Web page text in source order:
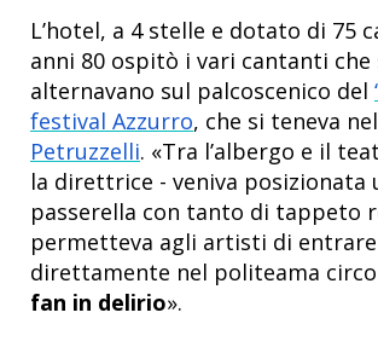
L’hotel, a 4 stelle e dotato di 75
anni 80 ospitò i vari cantanti che
alternavano sul palcoscenico del
festival Azzurro, che si teneva
Petruzzelli. «Tra l’albergo e il
la direttrice - veniva posizionata
passerella con tanto di tappeto
permetteva agli artisti di entrare
direttamente nel politeama
fan in delirio».